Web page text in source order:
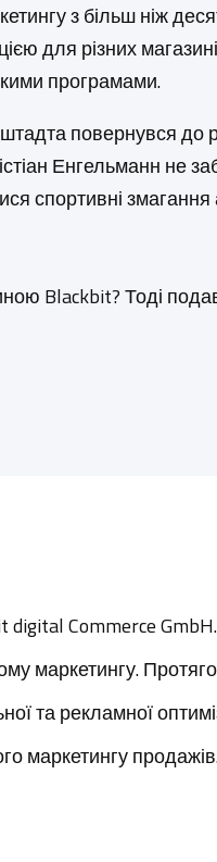
з більш ніж
для різних
програмами.
повернувся до
Енгельманн не
спортивні
Blackbit? Тоді
Commerce GmbH.
маркетингу.
та рекламної
маркетингу